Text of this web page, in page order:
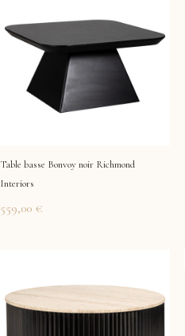
Table basse Bonvoy noir Richmond
Interiors
559,00 €